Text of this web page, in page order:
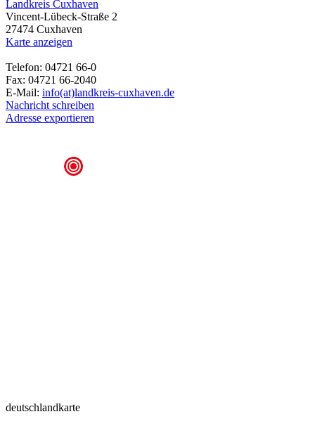
Landkreis Cuxhaven
Vincent-Lübeck-Straße 2
27474 Cuxhaven
Karte anzeigen
Telefon: 04721 66-0
Fax: 04721 66-2040
E-Mail: info(at)landkreis-cuxhaven.de
Nachricht schreiben
Adresse exportieren
deutschlandkarte